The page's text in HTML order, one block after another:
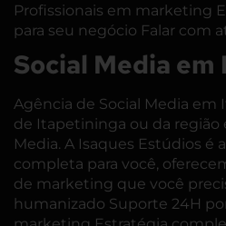
Profissionais em marketing
para seu negócio Falar com
Social Media
Agência de Social Media em
de Itapetininga ou da região
Media. A Isaques Estúdios é
completa para você,
de marketing que você
humanizado Suporte 24H